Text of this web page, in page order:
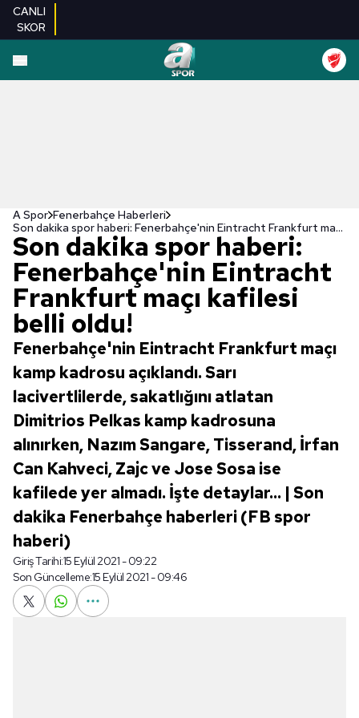
CANLI
SKOR
A Spor Fenerbahçe Haberleri
Son dakika spor haberi: Fenerbahçe'nin Eintracht Frankfurt maçı kafilesi belli oldu!
Son dakika spor haberi:
Fenerbahçe'nin Eintracht
Frankfurt maçı kafilesi
belli oldu!
Fenerbahçe'nin Eintracht Frankfurt maçı
kamp kadrosu açıklandı. Sarı
lacivertlilerde, sakatlığını atlatan
Dimitrios Pelkas kamp kadrosuna
alınırken, Nazım Sangare, Tisserand, İrfan
Can Kahveci, Zajc ve Jose Sosa ise
kafilede yer almadı. İşte detaylar... | Son
dakika Fenerbahçe haberleri (FB spor
haberi)
Giriş Tarihi:15 Eylül 2021 - 09:22
Son Güncelleme:15 Eylül 2021 - 09:46